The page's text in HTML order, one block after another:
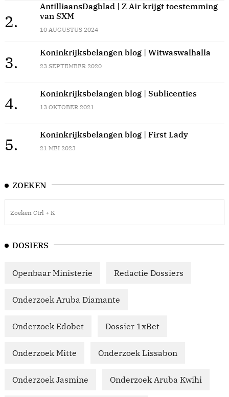
2.
AntilliaansDagblad | Z Air krijgt toestemming
van SXM
10 AUGUSTUS 2024
3.
Koninkrijksbelangen blog | Witwaswalhalla
23 SEPTEMBER 2020
4.
Koninkrijksbelangen blog | Sublicenties
13 OKTOBER 2021
5.
Koninkrijksbelangen blog | First Lady
21 MEI 2023
ZOEKEN
DOSIERS
Openbaar Ministerie Redactie Dossiers
Onderzoek Aruba Diamante
Onderzoek Edobet Dossier 1xBet
Onderzoek Mitte Onderzoek Lissabon
Onderzoek Jasmine Onderzoek Aruba Kwihi